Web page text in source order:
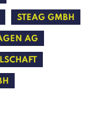
STEAG GMBH
AG